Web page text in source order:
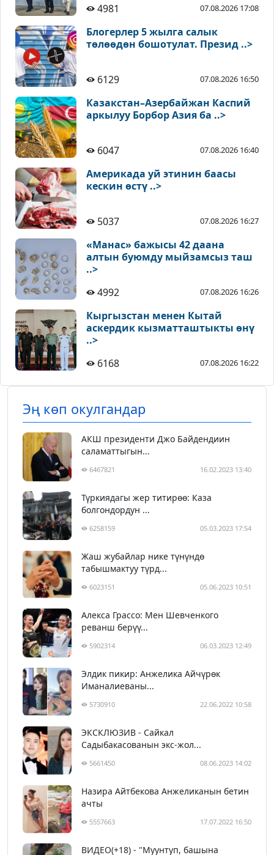
4981 07.08.2026 17:08
Блогерлер 5 жылга салык
төлөөдөн бошотулат. Презид ..>
6129 07.08.2026 16:50
Казакстан–Азербайжан Каспий
аркылуу Борбор Азия ба ..>
6047 07.08.2026 16:40
Америкада уй этинин баасы
кескин өстү ..>
5037 07.08.2026 16:27
«Манас» бажысы 42 даана
алтын буюмду мыйзамсыз таш
..>
4992
07.08.2026 16:26
Кыргызстан менен Кытай
аскердик кызматташтыкты өнү
..>
6168
07.08.2026 16:22
Эң көп окулгандар
АКШ президенти Джо Байдендиин
саламаттыгын...
6467821 16.02.2023 13:40
Түркиядагы жер титирөө: Каза
болгондордун ...
6258159 05.03.2023 17:54
Жаш жубайлар нике түнүндө
табышмактуу түрд...
6023151 05.06.2023 10:51
Алекса Грассо: Мен Шевченкого
реванш берүү...
5902314 06.03.2023 12:49
Элдик пикир: Анжелика Айчүрөк
Иманалиеваны...
5730910 22.06.2022 10:58
ЭКСКЛЮЗИВ - Сайкал
Садыбакасованын экс-жол...
5661450 08.06.2023 14:02
Назира Айтбекова Анжеликанын бетин
ачты
5557663 17.07.2022 16:50
ВИДЕО(+18) - "Муунтуп, башына